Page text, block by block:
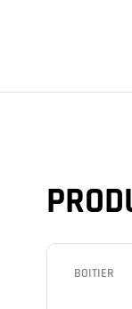
BOITIER